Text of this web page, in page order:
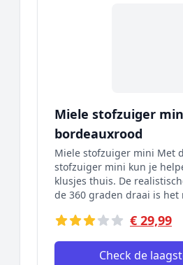
Miele stofzuiger
bordeauxrood
Miele stofzuiger mini Met
stofzuiger mini kun je
klusjes thuis. De
de 360 graden draai is het
€ 29,99
Check de